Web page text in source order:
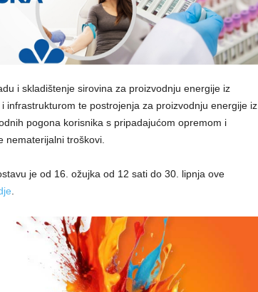
i skladištenje sirovina za proizvodnju energije iz
infrastrukturom te postrojenja za proizvodnju energije iz
pogona korisnika s pripadajućom opremom i
nematerijalni troškovi.
je od 16. ožujka od 12 sati do 30. lipnja ove